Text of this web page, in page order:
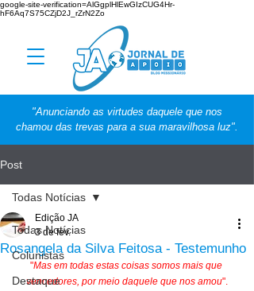
google-site-verification=AlGgplHlEwGIzCUG4Hr-
hF6Aq7S75CZjD2J_rZrN2Zo
"Anunciando as virtudes daquele que nos
chamou das trevas para a sua maravilhosa luz".
Post
Todas Notícias
Colunistas
Destaque
Todas Notícias
Rosangela da Silva Feitosa - Testemunho
Edição JA
3 de fev.
"Mas em todas estas coisas somos mais que
vencedores, por meio daquele que nos amou".